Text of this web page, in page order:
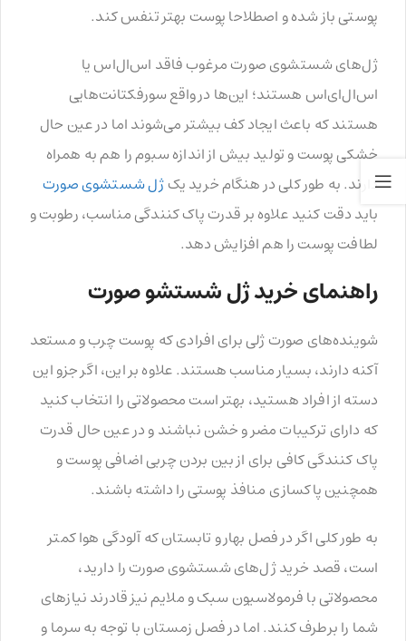
پوستی باز شده و اصطلاحا پوست بهتر تنفس کند.
ژل‌های شستشوی صورت مرغوب فاقد اس‌ال‌اس یا
اس‌ال‌ای‌اس هستند؛ این‌ها در واقع سورفکتانت‌هایی
هستند که باعث ایجاد کف بیشتر می‌شوند اما در عین حال
خشکی پوست و تولید بیش از اندازه سبوم را هم به همراه
دارند. به طور کلی در هنگام خرید یکژل شستشوی صورت
باید دقت کنید علاوه بر قدرت پاک کنندگی مناسب، رطوبت و
لطافت پوست را هم افزایش دهد.
راهنمای خرید ژل شستشو صورت
شوینده‌های صورت ژلی برای افرادی که پوست چرب و مستعد
آکنه دارند، بسیار مناسب هستند. علاوه بر این، اگر جزو این
دسته از افراد هستید، بهتر است محصولاتی را انتخاب کنید
که دارای ترکیبات مضر و خشن نباشند و در عین حال قدرت
پاک کنندگی کافی برای از بین بردن چربی اضافی پوست و
همچنین پاکسازی منافذ پوستی را داشته باشند.
به طور کلی اگر در فصل بهار و تابستان که آلودگی هوا کمتر
است، قصد خرید ژل‌های شستشوی صورت را دارید،
محصولاتی با فرمولاسیون سبک و ملایم نیز قادرند نیازهای
شما را برطرف کنند. اما در فصل زمستان با توجه به سرما و